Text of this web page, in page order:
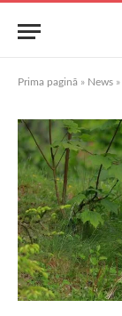
Prima pagină » News »